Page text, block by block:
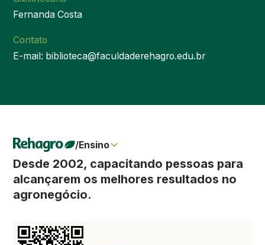
Fernanda Costa
Contato
E-mail: biblioteca@faculdaderehagro.edu.br
/Ensino
Desde 2002, capacitando pessoas para
alcançarem os melhores resultados no
agronegócio.